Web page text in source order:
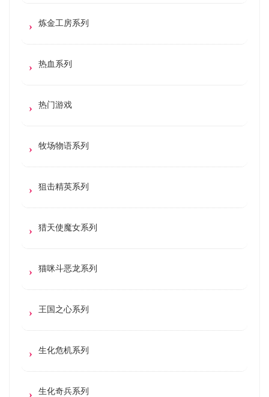
炼金工房系列
热血系列
热门游戏
牧场物语系列
狙击精英系列
猎天使魔女系列
猫咪斗恶龙系列
王国之心系列
生化危机系列
生化奇兵系列